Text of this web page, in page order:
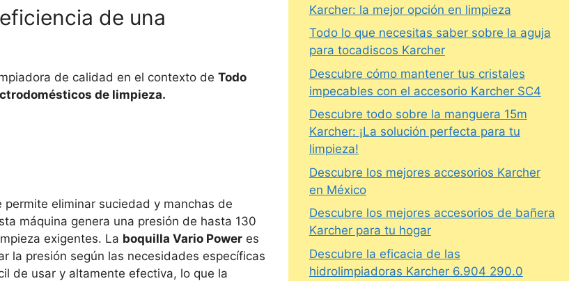
de una
de calidad en el contexto de Todo
de limpieza.
eliminar suciedad y manchas de
máquina genera una presión de hasta 130
exigentes. La boquilla Vario Power es
la presión según las necesidades específicas
de usar y altamente efectiva, lo que la
Karcher: la mejor opción en limpieza
Todo lo que necesitas saber sobre la aguja
para tocadiscos Karcher
Descubre cómo mantener tus cristales
impecables con el accesorio Karcher SC4
Descubre todo sobre la manguera 15m
Karcher: ¡La solución perfecta para tu
limpieza!
Descubre los mejores accesorios Karcher
en México
Descubre los mejores accesorios de bañera
Karcher para tu hogar
Descubre la eficacia de las
hidrolimpiadoras Karcher 6.904 290.0